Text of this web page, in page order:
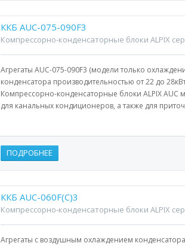
ККБ AUC-075-090F3
Компрессорно-конденсаторные блоки ALPIX
Агрегаты AUC-075-090F3 (модели только
конденсатора производительностью от 22 до
Компрессорно-конденсаторные блоки ALPIX AUC
для канальных кондиционеров, а также для
ПОДРОБНЕЕ
ККБ AUC-060F(С)3
Компрессорно-конденсаторные блоки ALPIX
Агрегаты с воздушным охлаждением